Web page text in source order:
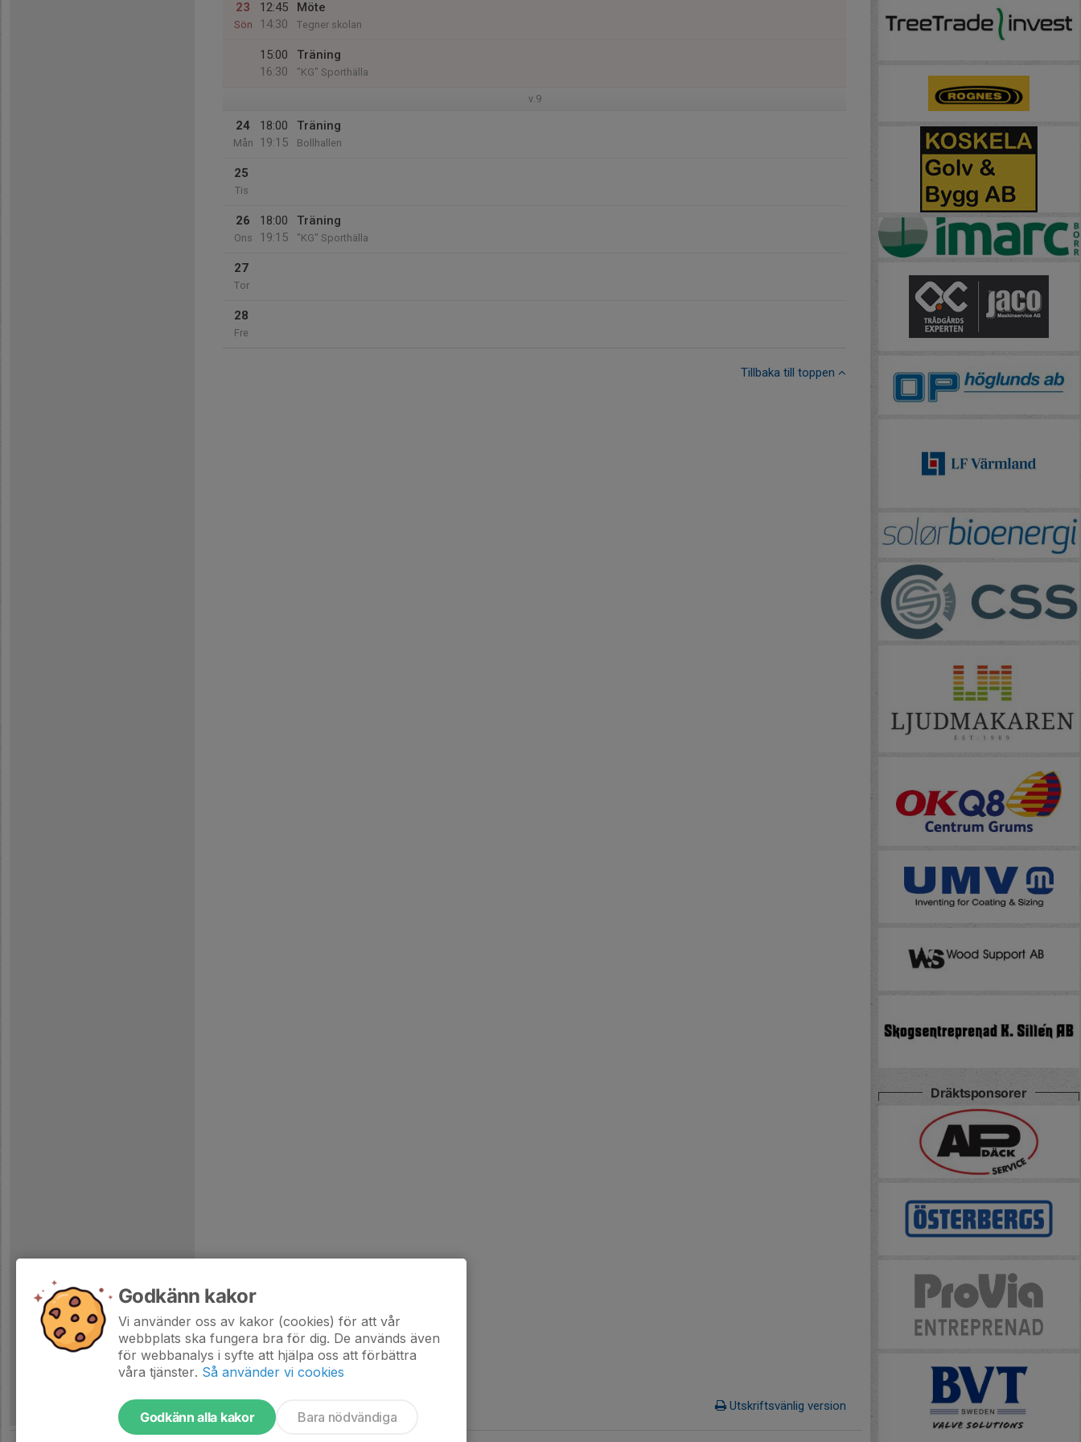
23
Sön
12:45
14:30
Möte
Tegner skolan
15:00
16:30
Träning
"KG" Sporthälla
v.9
24
Mån
18:00
19:15
Träning
Bollhallen
25
Tis
26
Ons
18:00
19:15
Träning
"KG" Sporthälla
27
Tor
28
Fre
Tillbaka till toppen
Utskriftsvänlig version
Dräktsponsorer
Godkänn kakor
Vi använder oss av kakor (cookies) för att vår
webbplats ska fungera bra för dig. De används även
för webbanalys i syfte att hjälpa oss att förbättra
våra tjänster. Så använder vi cookies
Godkänn alla kakor Bara nödvändiga